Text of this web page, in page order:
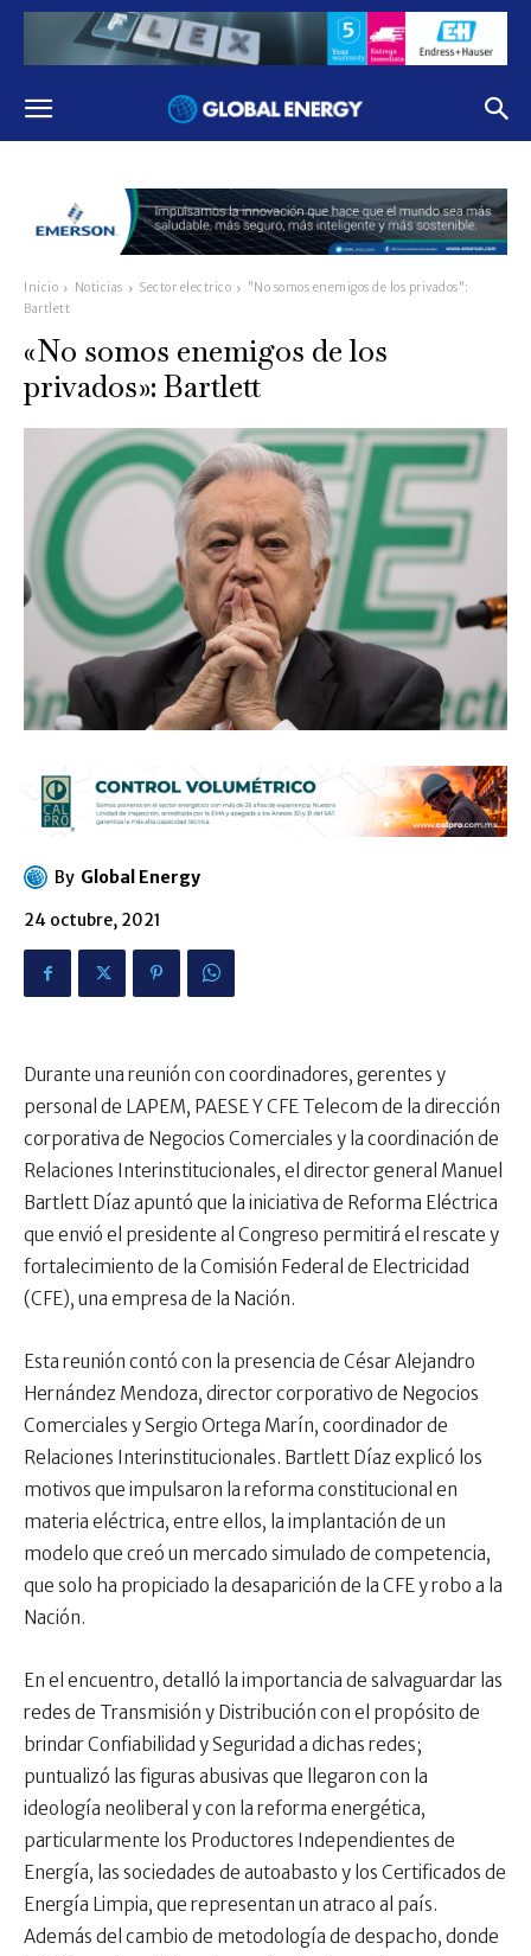
Inicio Noticias Sector electrico
"No somos enemigos de los privados":
Bartlett
«No somos enemigos de los
privados»: Bartlett
By Global Energy
24 octubre, 2021
Durante una reunión con coordinadores, gerentes y
personal de LAPEM, PAESE Y CFE Telecom de la dirección
corporativa de Negocios Comerciales y la coordinación de
Relaciones Interinstitucionales, el director general Manuel
Bartlett Díaz apuntó que la iniciativa de Reforma Eléctrica
que envió el presidente al Congreso permitirá el rescate y
fortalecimiento de la Comisión Federal de Electricidad
(CFE), una empresa de la Nación.
Esta reunión contó con la presencia de César Alejandro
Hernández Mendoza, director corporativo de Negocios
Comerciales y Sergio Ortega Marín, coordinador de
Relaciones Interinstitucionales. Bartlett Díaz explicó los
motivos que impulsaron la reforma constitucional en
materia eléctrica, entre ellos, la implantación de un
modelo que creó un mercado simulado de competencia,
que solo ha propiciado la desaparición de la CFE y robo a la
Nación.
En el encuentro, detalló la importancia de salvaguardar las
redes de Transmisión y Distribución con el propósito de
brindar Confiabilidad y Seguridad a dichas redes;
puntualizó las figuras abusivas que llegaron con la
ideología neoliberal y con la reforma energética,
particularmente los Productores Independientes de
Energía, las sociedades de autoabasto y los Certificados de
Energía Limpia, que representan un atraco al país.
Además del cambio de metodología de despacho, donde